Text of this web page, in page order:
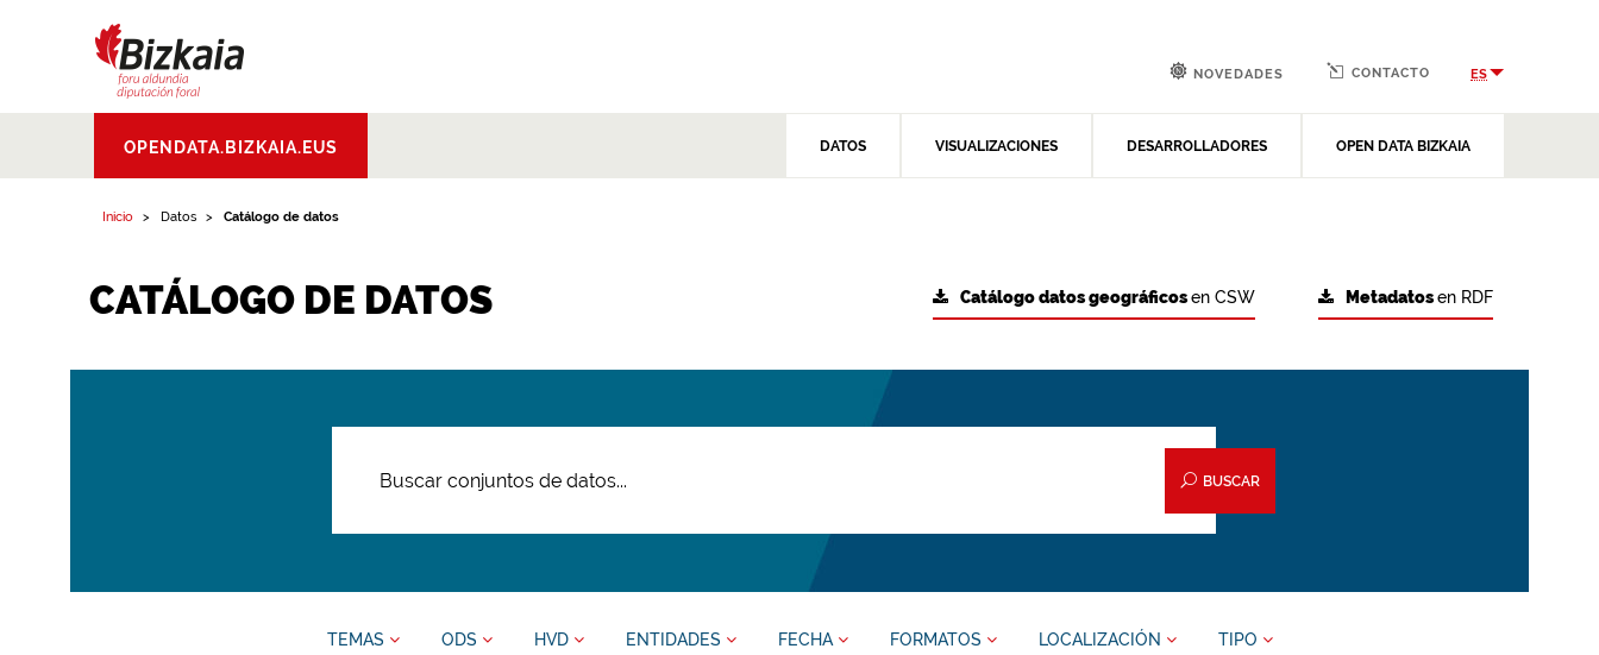
Aldundia.Diputacion
Foral de Bizkaia
OPENDATA.BIZKAIA.EUS DATOS VISUALIZACIONES DESARROLLADORES OPEN DATA BIZKAIA
NOVEDADES CONTACTO ES
Inicio Datos Catálogo de datos
CATÁLOGO DE DATOS Metadatosen RDF
Catálogo datos geográficosen CSW
BUSCAR
TEMAS ODS HVD ENTIDADES FECHA FORMATOS LOCALIZACIÓN TIPO